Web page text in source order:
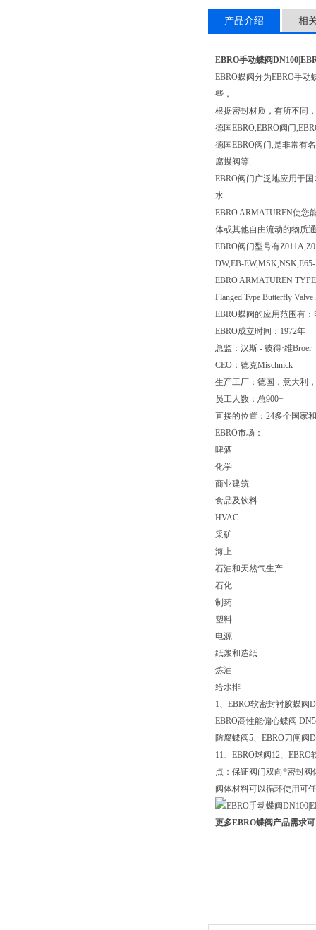
产品介绍 相
EBRO手动蝶阀
EBRO蝶阀分为EBRO手动
些，
根据密封材质，有所不同
德国EBRO,EBRO阀门
德国EBRO阀门,是非常有
腐蝶阀等.
EBRO阀门广泛地应用于
水
EBRO ARMATUREN使您
体或其他自由流动的物质
EBRO阀门型号有
DW,EB-
EBRO ARMATUREN
Flanged Type Butterfly
EBRO蝶阀的应用范围有
EBRO成立时间：1972年
总监：汉斯 - 彼得·维Broer
CEO：德克Mischnick
生产工厂：德国，意大利
员工人数：总900+
直接的位置：24多个国家
EBRO市场：
啤酒
化学
商业建筑
食品及饮料
HVAC
采矿
海上
石油和天然气生产
石化
制药
塑料
电源
纸浆和造纸
炼油
给水排
1、EBRO软密封衬胶蝶阀
EBRO高性能偏心蝶阀
防腐蝶阀5、EBRO刀闸阀
11、EBRO球阀12、
点：保证阀门双向*密封阀
阀体材料可以循环使用可
更多EBRO蝶阀产品需求